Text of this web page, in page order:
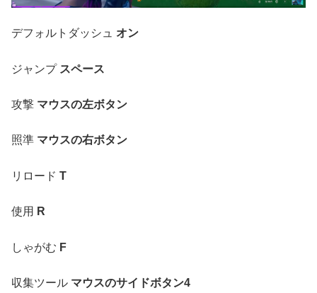
デフォルトダッシュ オン
ジャンプ スペース
攻撃 マウスの左ボタン
照準 マウスの右ボタン
リロード T
使用 R
しゃがむ F
収集ツール マウスのサイドボタン4